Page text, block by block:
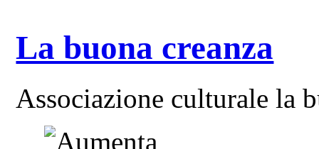
La buona creanza
Associazione culturale la